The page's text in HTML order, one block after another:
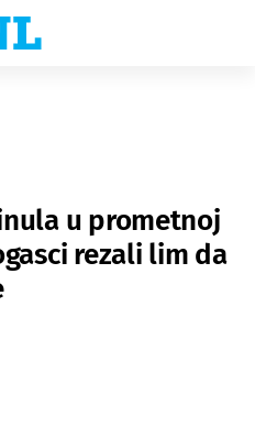
u prometnoj
rezali lim da